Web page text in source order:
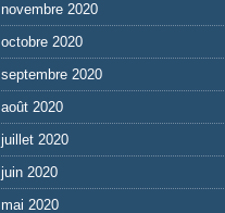
novembre 2020
octobre 2020
septembre 2020
août 2020
juillet 2020
juin 2020
mai 2020